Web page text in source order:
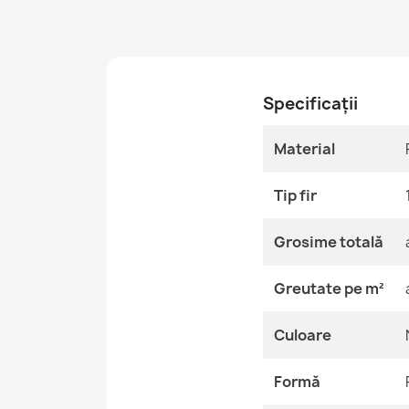
Specificații
Material
Tip fir
Grosime totală
Greutate pe m²
Culoare
Formă